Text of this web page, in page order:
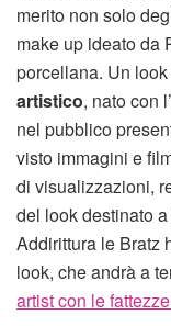
merito non solo
make up ideato da
porcellana. Un
artistico, nato con
nel pubblico
visto immagini e
di visualizzazioni,
del look destinato
Addirittura le Bratz
look, che andrà a
artist con le